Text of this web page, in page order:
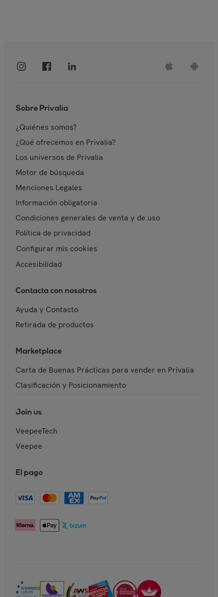
Sobre Privalia
¿Quiénes somos?
¿Qué ofrecemos en Privalia?
Los universos de Privalia
Motor de búsqueda
Menciones Legales
Información obligatoria
Condiciones generales de venta y de uso
Política de privacidad
Configurar mis cookies
Accesibilidad
Contacta con nosotros
Ayuda y Contacto
Retirada de productos
Marketplace
Carta de Buenas Prácticas para vender en Privalia
Clasificación y Posicionamiento
Join us
VeepeeTech
Veepee
El pago